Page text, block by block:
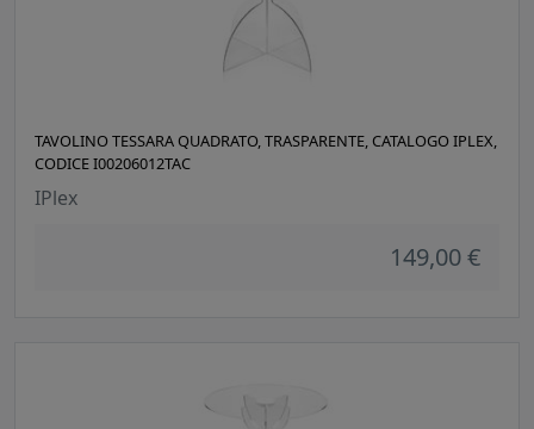
TAVOLINO TESSARA QUADRATO, TRASPARENTE, CATALOGO IPLEX,
CODICE I00206012TAC
IPlex
149,00 €